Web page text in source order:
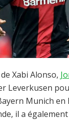
Xabi Alonso,
Leverkusen
Munich en
il a